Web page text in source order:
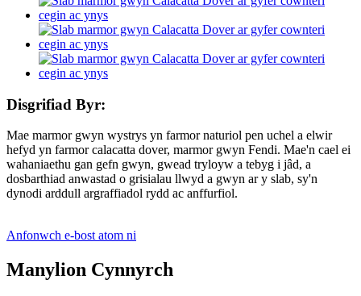
Disgrifiad Byr:
Mae marmor gwyn wystrys yn farmor naturiol pen uchel a elwir
hefyd yn farmor calacatta dover, marmor gwyn Fendi. Mae'n cael ei
wahaniaethu gan gefn gwyn, gwead tryloyw a tebyg i jâd, a
dosbarthiad anwastad o grisialau llwyd a gwyn ar y slab, sy'n
dynodi arddull argraffiadol rydd ac anffurfiol.
Anfonwch e-bost atom ni
Manylion Cynnyrch